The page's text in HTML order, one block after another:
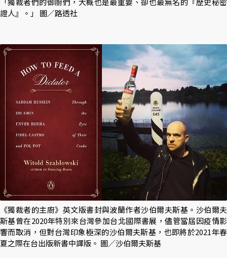
證人』。」 圖／路透社
《獨裁者的主廚》英文版書封與波蘭作者沙伯爾夫斯基。沙伯爾夫
斯基曾在2020年特別來台灣參加台北國際書展，儘管當屆因疫情影
響而取消，但對台灣印象極深的沙伯爾夫斯基，也即將於2021年春
夏之際在台出版新書中譯版。 圖／沙伯爾夫斯基